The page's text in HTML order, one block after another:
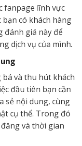
fanpage lĩnh vực
có khách hàng
đánh giá này để
dịch vụ của mình.
và thu hút khách
đầu tiên bạn cần
sẻ nội dung, cùng
cụ thể. Trong đó
và thời gian